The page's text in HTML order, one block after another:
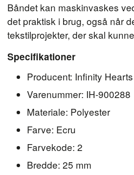
Båndet kan maskinvaskes
det praktisk i brug, også når
tekstilprojekter, der skal
Specifikationer
Producent: Infinity Hearts
Varenummer: IH-900288
Materiale: Polyester
Farve: Ecru
Farvekode: 2
Bredde: 25 mm